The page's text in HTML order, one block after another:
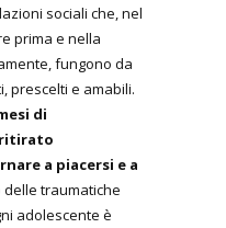
sociali che, nel
prima e nella
fungono da
prescelti e amabili.
di
ritirato
a piacersi e a
traumatiche
adolescente è